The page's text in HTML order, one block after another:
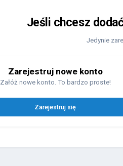
Jeśli chcesz
Jedynie
Zarejestruj nowe konto
Załóż nowe konto. To bardzo proste!
Zarejestruj się